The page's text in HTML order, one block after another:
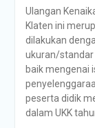
Ulangan
Klaten ini
dilakukan
ukuran/standar
baik mengenai
peserta didik
dalam UKK